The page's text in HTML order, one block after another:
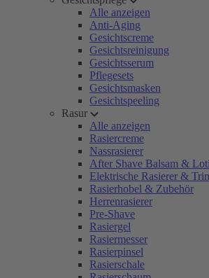
Alle anzeigen
Anti-Aging
Gesichtscreme
Gesichtsreinigung
Gesichtsserum
Pflegesets
Gesichtsmasken
Gesichtspeeling
Rasur
Alle anzeigen
Rasiercreme
Nassrasierer
After Shave Balsam &
Elektrische Rasierer &
Rasierhobel & Zubehör
Herrenrasierer
Pre-Shave
Rasiergel
Rasiermesser
Rasierpinsel
Rasierschale